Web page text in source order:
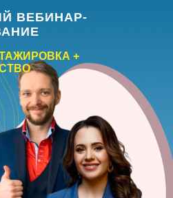
ВЕБИНАР-
+